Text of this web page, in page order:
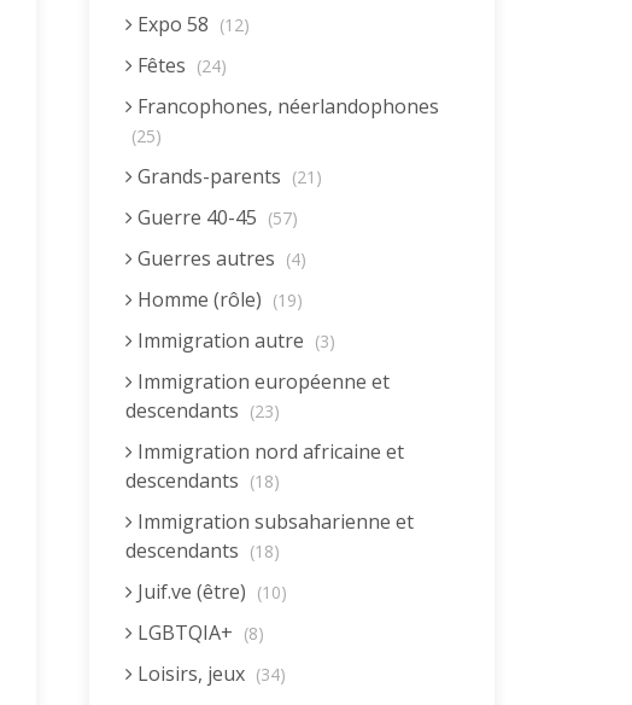
Expo 58 (12)
Fêtes (24)
Francophones, néerlandophones
(25)
Grands-parents (21)
Guerre 40-45 (57)
Guerres autres (4)
Homme (rôle) (19)
Immigration autre (3)
Immigration européenne et
descendants (23)
Immigration nord africaine et
descendants (18)
Immigration subsaharienne et
descendants (18)
Juif.ve (être) (10)
LGBTQIA+ (8)
Loisirs, jeux (34)